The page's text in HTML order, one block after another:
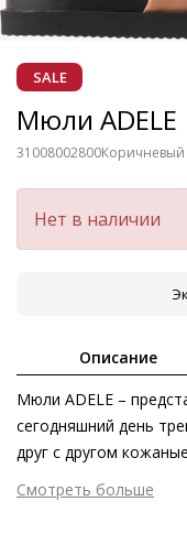
SALE
Мюли ADELE
31008002800Коричневый
Нет в наличии
Описание
Мюли ADELE –
сегодняшний день
друг с другом
сплошная подошва
«Дышащая» кожаная
Смотреть больше